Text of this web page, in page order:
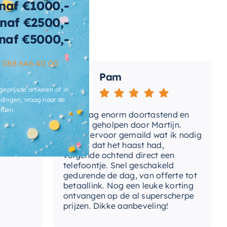
128 KG
afvoerplug Ja
2 jaar
sifon Nee, los bij te bestellen
Ja
3-5 werkdagen
Pam
Vandaag enorm doortastend en
prettig geholpen door Martijn.
Avond ervoor gemaild wat ik nodig
had en dat het haast had,
volgende ochtend direct een
telefoontje. Snel geschakeld
gedurende de dag, van offerte tot
betaallink. Nog een leuke korting
ontvangen op de al superscherpe
prijzen. Dikke aanbeveling!
€1000,-
€2500,-
€5000,-
088 646 40 00
artikelen of in
vraag naar de